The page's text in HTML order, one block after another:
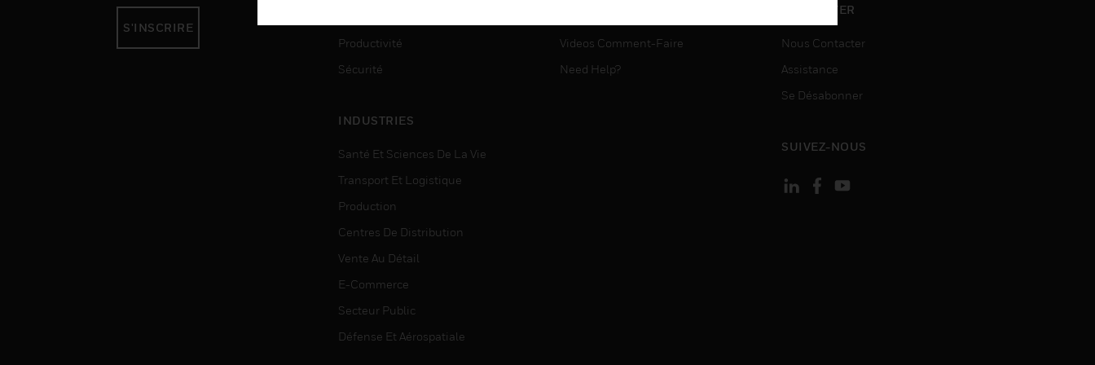
S'INSCRIRE
Productivité
Sécurité
INDUSTRIES
Santé Et Sciences De La Vie
Transport Et Logistique
Production
Centres De Distribution
Vente Au Détail
E-Commerce
Secteur Public
Défense Et Aérospatiale
Videos Comment-Faire
Need Help?
CONTACTER
Nous Contacter
Assistance
Se Désabonner
SUIVEZ-NOUS